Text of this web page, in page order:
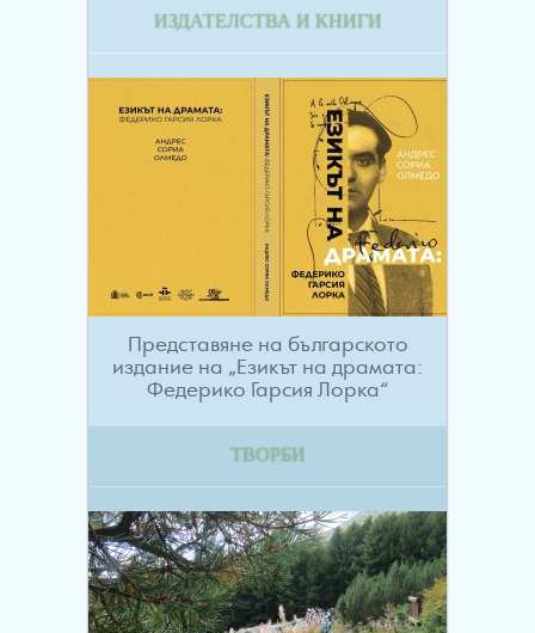
ИЗДАТЕЛСТВА И КНИГИ
Представяне на българското
издание на „Езикът на драмата:
Федерико Гарсия Лорка“
ТВОРБИ